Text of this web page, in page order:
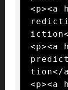
<p><a
<p><a
tion</
<p><a